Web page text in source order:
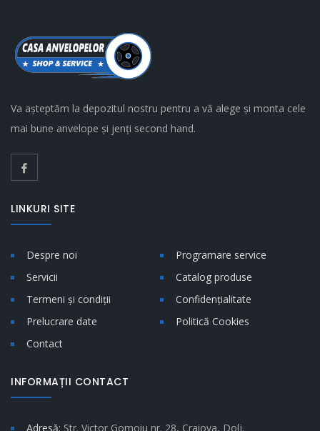
Va așteptăm la depozitul nostru pentru a vă alege și monta cele
mai bune anvelope și jenți second hand.
LINKURI SITE
Despre noi
Programare service
Servicii
Catalog produse
Termeni și condiții
Confidențialitate
Prelucrare date
Politică Cookies
Contact
INFORMAȚII CONTACT
Adresă: Str. Victor Gomoiu nr. 28, Craiova, Dolj.